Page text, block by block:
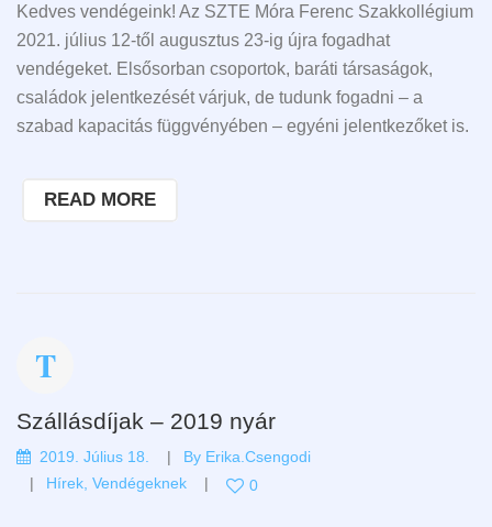
Kedves vendégeink! Az SZTE Móra Ferenc Szakkollégium
2021. július 12-től augusztus 23-ig újra fogadhat
vendégeket. Elsősorban csoportok, baráti társaságok,
családok jelentkezését várjuk, de tudunk fogadni – a
szabad kapacitás függvényében – egyéni jelentkezőket is.
READ MORE
Szállásdíjak – 2019 nyár
2019. Július 18. By Erika.csengodi
Hírek Vendégeknek 0